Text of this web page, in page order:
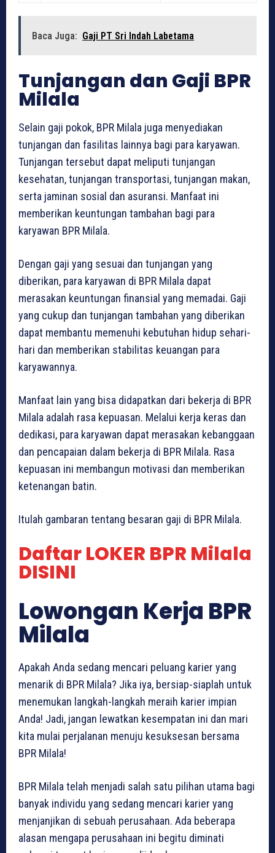
Baca Juga: Gaji PT Sri Indah Labetama
Tunjangan dan Gaji BPR
Milala
Selain gaji pokok, BPR Milala juga menyediakan
tunjangan dan fasilitas lainnya bagi para karyawan.
Tunjangan tersebut dapat meliputi tunjangan
kesehatan, tunjangan transportasi, tunjangan makan,
serta jaminan sosial dan asuransi. Manfaat ini
memberikan keuntungan tambahan bagi para
karyawan BPR Milala.
Dengan gaji yang sesuai dan tunjangan yang
diberikan, para karyawan di BPR Milala dapat
merasakan keuntungan finansial yang memadai. Gaji
yang cukup dan tunjangan tambahan yang diberikan
dapat membantu memenuhi kebutuhan hidup sehari-
hari dan memberikan stabilitas keuangan para
karyawannya.
Manfaat lain yang bisa didapatkan dari bekerja di BPR
Milala adalah rasa kepuasan. Melalui kerja keras dan
dedikasi, para karyawan dapat merasakan kebanggaan
dan pencapaian dalam bekerja di BPR Milala. Rasa
kepuasan ini membangun motivasi dan memberikan
ketenangan batin.
Itulah gambaran tentang besaran gaji di BPR Milala.
Daftar LOKER BPR Milala
DISINI
Lowongan Kerja BPR
Milala
Apakah Anda sedang mencari peluang karier yang
menarik di BPR Milala? Jika iya, bersiap-siaplah untuk
menemukan langkah-langkah meraih karier impian
Anda! Jadi, jangan lewatkan kesempatan ini dan mari
kita mulai perjalanan menuju kesuksesan bersama
BPR Milala!
BPR Milala telah menjadi salah satu pilihan utama bagi
banyak individu yang sedang mencari karier yang
menjanjikan di sebuah perusahaan. Ada beberapa
alasan mengapa perusahaan ini begitu diminati